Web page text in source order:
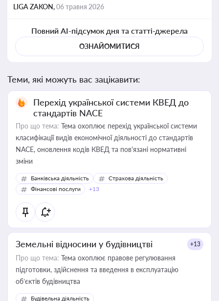
LIGA ZAKON,06 травня 2026
Повний AI-підсумок дня та статті-джерела
ОЗНАЙОМИТИСЯ
Теми, які можуть вас зацікавити:
Перехід української системи КВЕД до
стандартів NACE
Про що тема: Тема охоплює перехід української системи
класифікації видів економічної діяльності до стандартів
NACE, оновлення кодів КВЕД та пов'язані нормативні
зміни
Банківська діяльність
Страхова діяльність
Фінансові послуги
+13
Земельні відносини у будівництві +13
Про що тема: Тема охоплює правове регулювання
підготовки, здійснення та введення в експлуатацію
об’єктів будівництва
Будівельна діяльність